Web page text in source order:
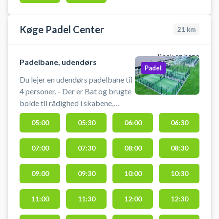
Køge Padel Center 21 km
Book en bane
Padelbane, udendørs
Du lejer en udendørs padelbane til
4 personer. - Der er Bat og brugte
bolde til rådighed i skabene,
inklusive i bane pris. - Dørene på
banerne holdes åbne under spil,
også gerne yderdørene. Bat/bold
Padel
05:00 05:30 06:00 06:30
07:00 07:30 08:00 08:30
09:00 09:30 10:00 10:30
11:00 11:30 12:00 12:30